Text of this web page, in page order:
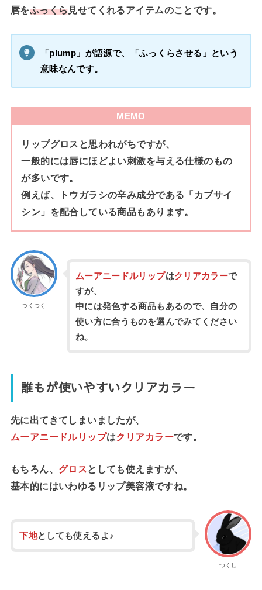
唇をふっくら 見せてくれるアイテムのことです。
「plump」が語源で、「ふっくらさせる」という
意味なんです。
MEMO
リップグロスと思われがちですが、
一般的には唇にほどよい刺激を与える仕様のもの
が多いです。
例えば、トウガラシの辛み成分である「カプサイ
シン」を配合している商品もあります。
つくつく
ムーアニードルリップはクリアカラーで
すが、
中には発色する商品もあるので、自分の
使い方に合うものを選んでみてください
ね。
誰もが使いやすいクリアカラー
先に出てきてしまいましたが、
ムーアニードルリップはクリアカラーです。
もちろん、 グロスとしても使えますが、
基本的にはいわゆるリップ美容液ですね。
つくし
下地としても使えるよ♪